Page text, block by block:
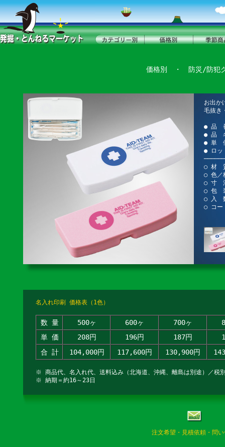
価格別 ・ 防災/防犯
お出か
毛抜き
● 品
● 品
● 単
● ロッ
○ 材
○ 色／
○ 寸
○ 包
○ 入
○ コー
名入れ印刷 価格表（1色）
数 量 500ヶ 600ヶ 700ヶ
単 価
208円 196円 187円
合 計
104,000円 117,600円 130,900円
※ 商品代、名入れ代、送料込み（北海道、沖縄、離島は別途）／税
※ 納期＝約16～23日
注文希望・見積依頼・問